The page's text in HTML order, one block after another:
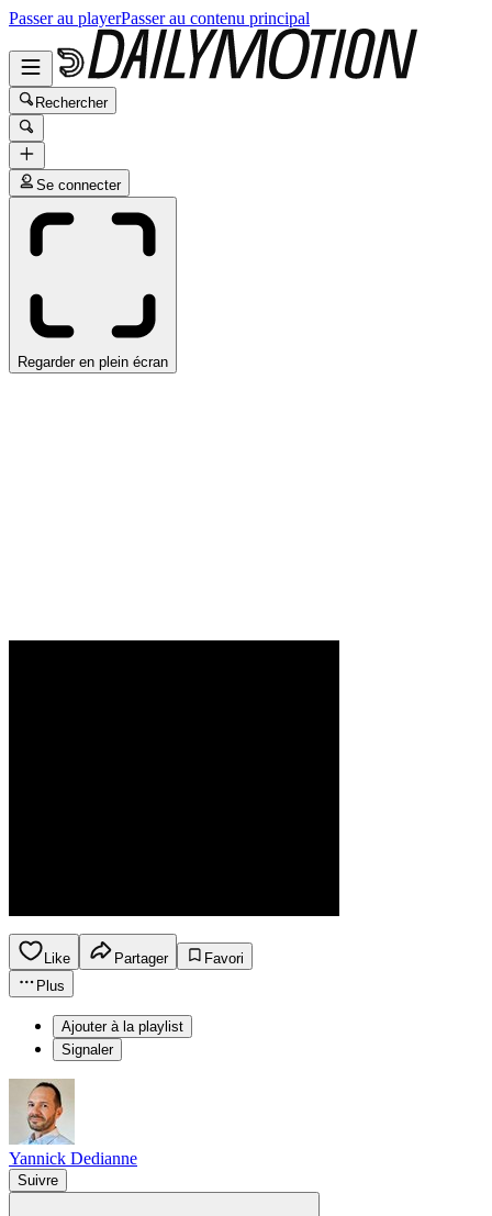
Passer au playerPasser au contenu principal
Rechercher
Se connecter
Regarder en plein écran
Like Partager
Favori
Plus
Ajouter à la playlist
Signaler
Yannick Dedianne
Suivre